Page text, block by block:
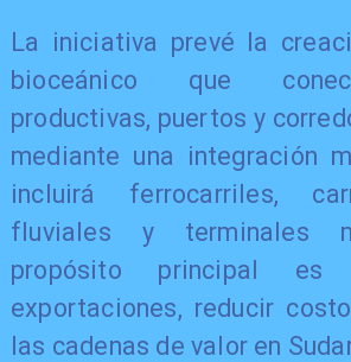
La iniciativa prevé la
bioceánico que
productivas, puertos y
mediante una integración
incluirá ferrocarriles,
fluviales y terminales
propósito principal
exportaciones, reducir
las cadenas de valor en